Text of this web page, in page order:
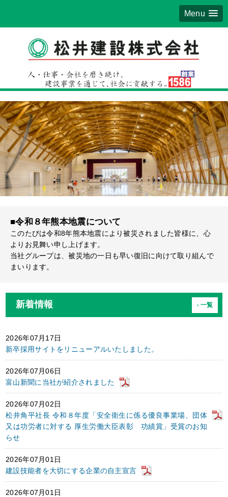
Menu
■令和８年熊本地震について
このたびは令和8年熊本地震により被災されました皆様に、心
よりお見舞い申し上げます。
当社グループは、被災地の一日も早い復旧に向けて取り組んで
まいります。
新着情報 › 一覧
2026年07月17日
新卒採用サイトをリニューアルいたしました。
2026年07月06日
富山新聞に当社が紹介されました
2026年07月02日
松井角平社長 令和８年度「安全衛生に係る優良事業場、団体
又は功労者に対する 厚生労働大臣表彰 功績賞」受賞のお知
らせ
2026年07月01日
建設技能者を大切にする企業の自主宣言
2026年07月01日